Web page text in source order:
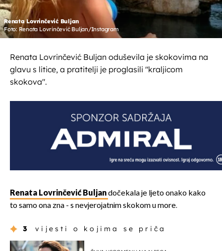
Renata Lovrinčević Buljan
Foto: Renata Lovrinčević Buljan/Instagram
Renata Lovrinčević Buljan oduševila je skokovima na
glavu s litice, a pratitelji je proglasili "kraljicom
skokova".
Renata Lovrinčević Buljandočekala je ljeto onako kako
to samo ona zna - s nevjerojatnim skokom u more.
3 vijesti o kojima se priča